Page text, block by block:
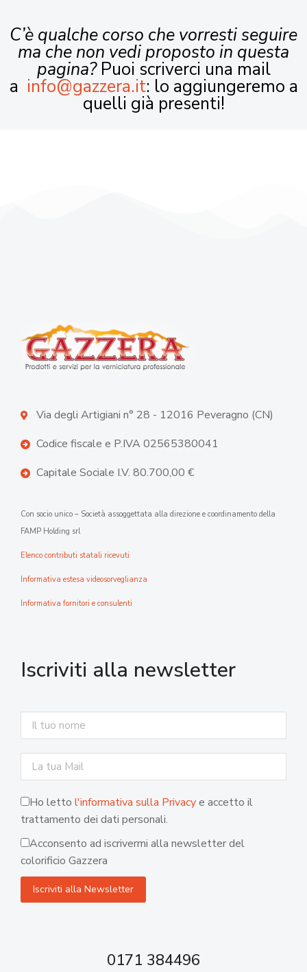
C’è qualche corso che vorresti seguire
ma che non vedi proposto in questa
pagina?Puoi scriverci una mail
a info@gazzera.it: lo aggiungeremo a
quelli già presenti!
Via degli Artigiani n° 28 - 12016 Peveragno (CN)
Codice fiscale e P.IVA 02565380041
Capitale Sociale I.V. 80.700,00 €
Con socio unico – Società assoggettata alla direzione e coordinamento della
FAMP Holding srl
Elenco contributi statali ricevuti
Informativa estesa videosorveglianza
Informativa fornitori e consulenti
Iscriviti alla newsletter
Ho letto l'informativa sulla Privacye accetto il
trattamento dei dati personali.
Acconsento ad iscrivermi alla newsletter del
colorificio Gazzera
0171 384496